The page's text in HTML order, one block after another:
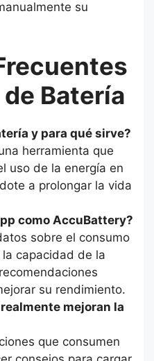
su
Batería
y para qué sirve?
herramienta que
uso de la energía en
a prolongar la vida
como AccuBattery?
sobre el consumo
capacidad de la
su rendimiento.
mejoran la
que consumen